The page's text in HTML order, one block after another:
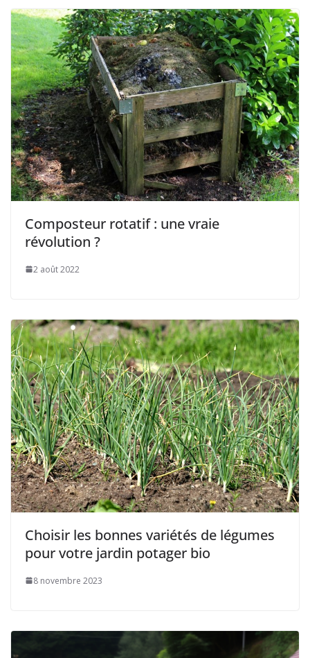
Composteur rotatif : une vraie
révolution ?
2 août 2022
Choisir les bonnes variétés de légumes
pour votre jardin potager bio
8 novembre 2023